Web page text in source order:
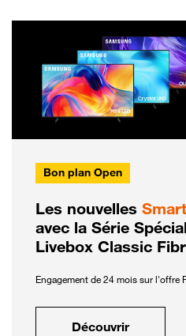
Bon plan Open
Les nouvelles
avec la Série
Livebox Classic
Engagement de 24 mois sur l'offre
Découvrir